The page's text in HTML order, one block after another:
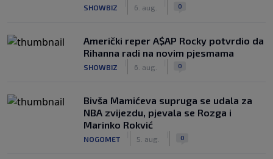
SHOWBIZ 6. aug. 0
Američki reper A$AP Rocky potvrdio da
Rihanna radi na novim pjesmama
SHOWBIZ 6. aug. 0
Bivša Mamićeva supruga se udala za
NBA zvijezdu, pjevala se Rozga i
Marinko Rokvić
NOGOMET 5. aug. 0